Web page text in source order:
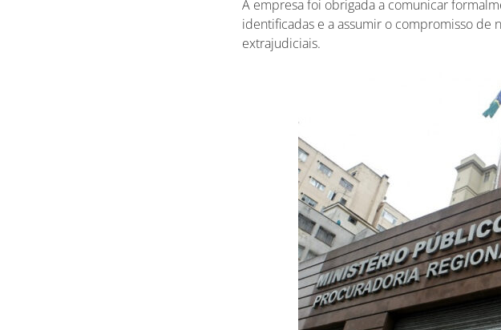
A empresa foi obrigada a comunicar
identificadas e a assumir o compromisso de
extrajudiciais.